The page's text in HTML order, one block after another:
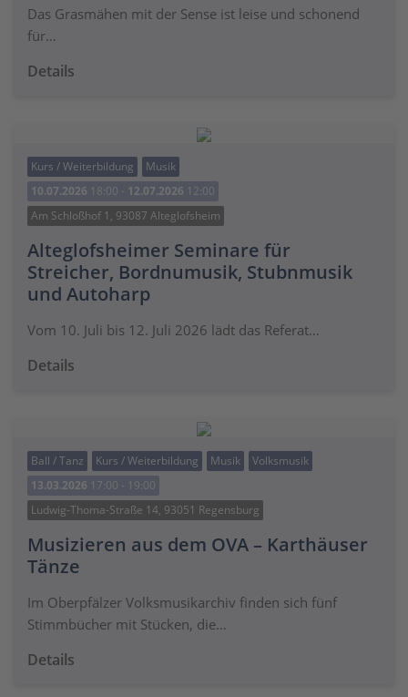
Das Grasmähen mit der Sense ist leise und schonend
für…
Details
Kurs / Weiterbildung
Musik
10.07.2026 18:00 - 12.07.2026 12:00
Am Schloßhof 1, 93087 Alteglofsheim
Alteglofsheimer Seminare für
Streicher, Bordnumusik, Stubnmusik
und Autoharp
Vom 10. Juli bis 12. Juli 2026 lädt das Referat…
Details
Ball / Tanz Kurs / Weiterbildung Musik
Volksmusik
13.03.2026 17:00 - 19:00
Ludwig-Thoma-Straße 14, 93051 Regensburg
Musizieren aus dem OVA – Karthäuser
Tänze
Im Oberpfälzer Volksmusikarchiv finden sich fünf
Stimmbücher mit Stücken, die…
Details